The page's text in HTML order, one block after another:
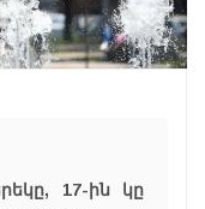
17-ին կը